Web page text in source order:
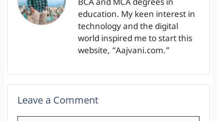
BCA and MCA degrees in
education. My keen interest in
technology and the digital
world inspired me to start this
website, “Aajvani.com.”
Leave a Comment